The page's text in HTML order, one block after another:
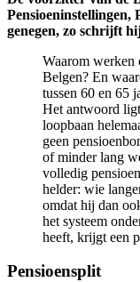
Pensioeninstellingen,
genegen, zo schrijft
Waarom werken
Belgen? En
tussen 60 en 65
Het antwoord
loopbaan
geen
of minder lang
volledig
helder: wie
omdat hij dan
het systeem
heeft, krijgt een
Pensioensplit